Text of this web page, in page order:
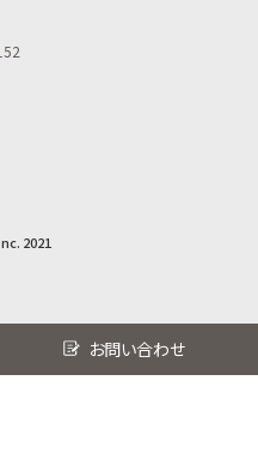
お問い合わせ
2021